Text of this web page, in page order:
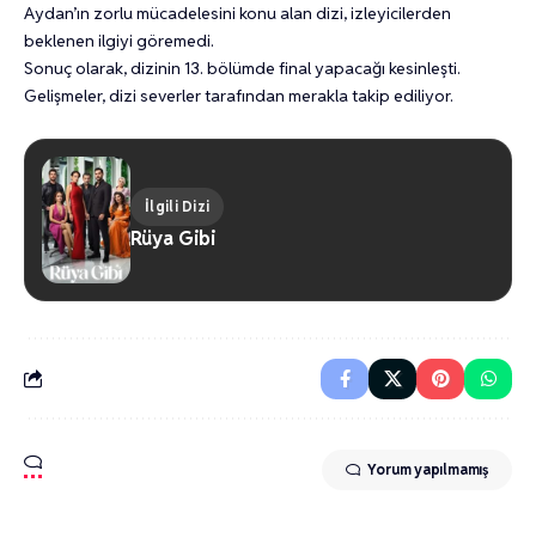
Aydan’ın zorlu mücadelesini konu alan dizi, izleyicilerden
beklenen ilgiyi göremedi.
Sonuç olarak, dizinin 13. bölümde final yapacağı kesinleşti.
Gelişmeler, dizi severler tarafından merakla takip ediliyor.
İlgili Dizi
Rüya Gibi
Yorum yapılmamış